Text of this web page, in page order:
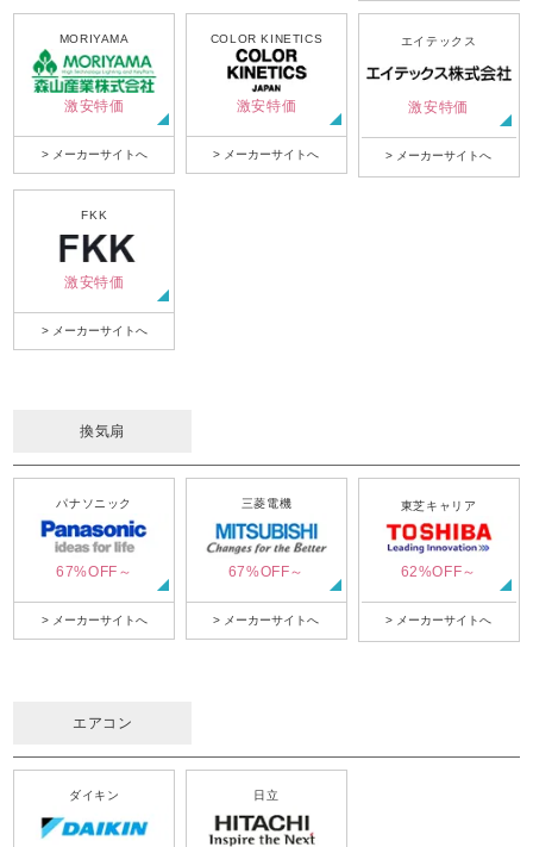
MORIYAMA
激安特価
> メーカーサイトへ
COLOR KINETICS
激安特価
> メーカーサイトへ
エイテックス
激安特価
> メーカーサイトへ
FKK
激安特価
> メーカーサイトへ
換気扇
パナソニック
67%OFF～
> メーカーサイトへ
三菱電機
67%OFF～
> メーカーサイトへ
東芝キャリア
62%OFF～
> メーカーサイトへ
エアコン
ダイキン 日立